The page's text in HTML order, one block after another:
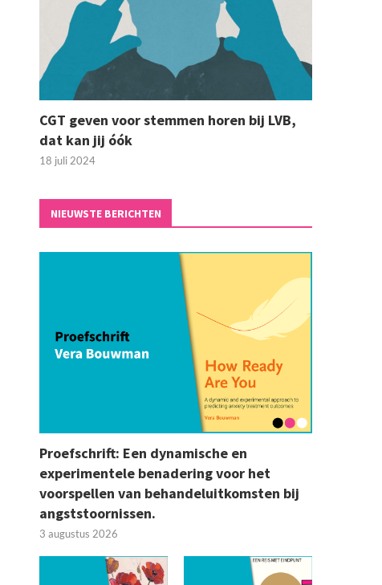
CGT geven voor stemmen horen bij LVB,
dat kan jij óók
18 juli 2024
NIEUWSTE BERICHTEN
Proefschrift: Een dynamische en
experimentele benadering voor het
voorspellen van behandeluitkomsten bij
angststoornissen.
3 augustus 2026